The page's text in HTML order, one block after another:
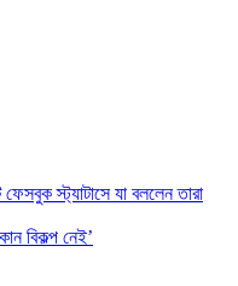
স্ট্যাটাসে যা বললেন তারা
বিকল্প নেই’